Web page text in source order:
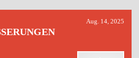
Aug. 14, 2025